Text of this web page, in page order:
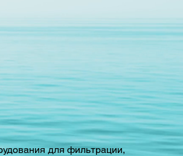
для фильтрации,